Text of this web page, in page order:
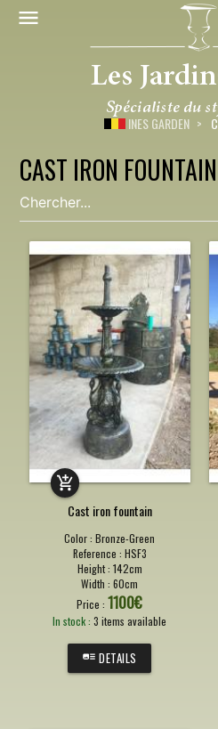
INES GARDEN
CAST IRON FOUNTAIN
Cast iron fountain
Color :Bronze-Green
Reference : HSF3
Height : 142cm
Width :60cm
Price :1100€
In stock :3 items available
DETAILS